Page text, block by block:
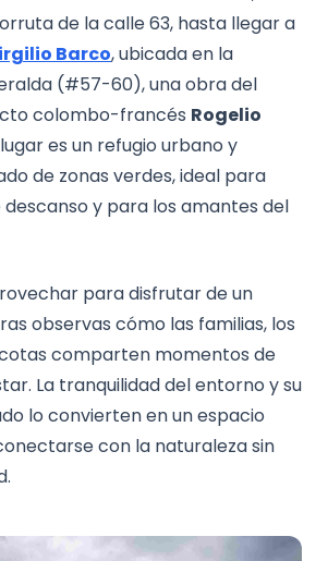
de la calle 63, hasta llegar a
Barco, ubicada en la
(#57-60), una obra del
colombo-francés Rogelio
es un refugio urbano y
de zonas verdes, ideal para
y para los amantes del
para disfrutar de un
observas cómo las familias, los
comparten momentos de
La tranquilidad del entorno y su
lo convierten en un espacio
con la naturaleza sin